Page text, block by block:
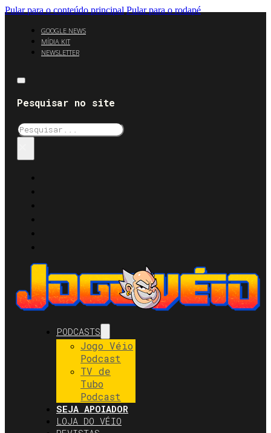
Pular para o conteúdo principal Pular para o rodapé
GOOGLE NEWS
MÍDIA KIT
NEWSLETTER
Pesquisar no site
Pesquisar
PODCASTS
Jogo Véio
Podcast
TV de
Tubo
Podcast
SEJA APOIADOR
LOJA DO VÉIO